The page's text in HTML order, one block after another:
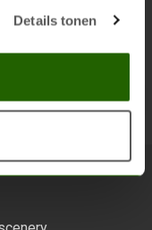
Details tonen
acties